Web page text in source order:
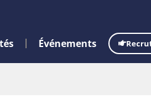
Événements